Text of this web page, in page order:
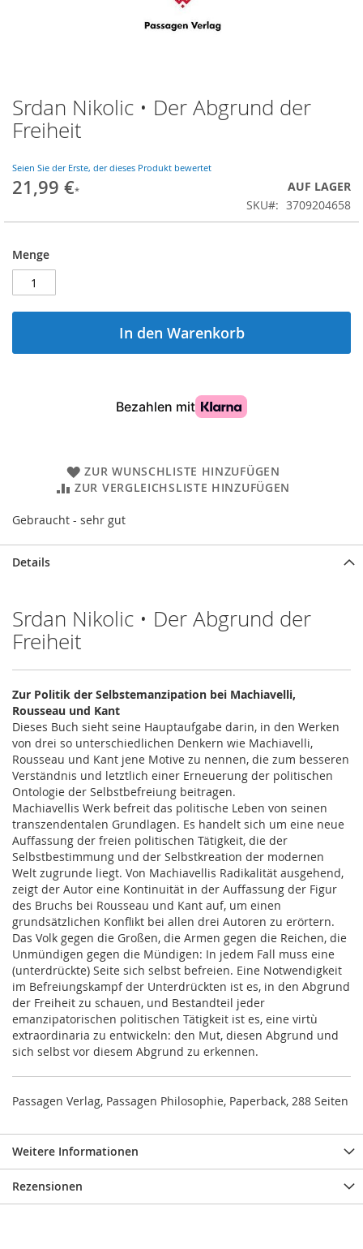
Zum
Anfang
der
springen
Srdan Nikolic • Der Abgrund der
Freiheit
Seien Sie der Erste, der dieses Produkt bewertet
21,99 €
AUF LAGER
SKU
3709204658
Menge
In den Warenkorb
ZUR WUNSCHLISTE HINZUFÜGEN
ZUR VERGLEICHSLISTE HINZUFÜGEN
Gebraucht - sehr gut
Details
Srdan Nikolic • Der Abgrund der
Freiheit
Zur Politik der Selbstemanzipation bei Machiavelli,
Rousseau und Kant
Dieses Buch sieht seine Hauptaufgabe darin, in den Werken
von drei so unterschiedlichen Denkern wie Machiavelli,
Rousseau und Kant jene Motive zu nennen, die zum besseren
Verständnis und letztlich einer Erneuerung der politischen
Ontologie der Selbstbefreiung beitragen.
Machiavellis Werk befreit das politische Leben von seinen
transzendentalen Grundlagen. Es handelt sich um eine neue
Auffassung der freien politischen Tätigkeit, die der
Selbstbestimmung und der Selbstkreation der modernen
Welt zugrunde liegt. Von Machiavellis Radikalität ausgehend,
zeigt der Autor eine Kontinuität in der Auffassung der Figur
des Bruchs bei Rousseau und Kant auf, um einen
grundsätzlichen Konflikt bei allen drei Autoren zu erörtern.
Das Volk gegen die Großen, die Armen gegen die Reichen, die
Unmündigen gegen die Mündigen: In jedem Fall muss eine
(unterdrückte) Seite sich selbst befreien. Eine Notwendigkeit
im Befreiungskampf der Unterdrückten ist es, in den Abgrund
der Freiheit zu schauen, und Bestandteil jeder
emanzipatorischen politischen Tätigkeit ist es, eine virtù
extraordinaria zu entwickeln: den Mut, diesen Abgrund und
sich selbst vor diesem Abgrund zu erkennen.
Passagen Verlag, Passagen Philosophie, Paperback, 288 Seiten
Weitere Informationen
Rezensionen